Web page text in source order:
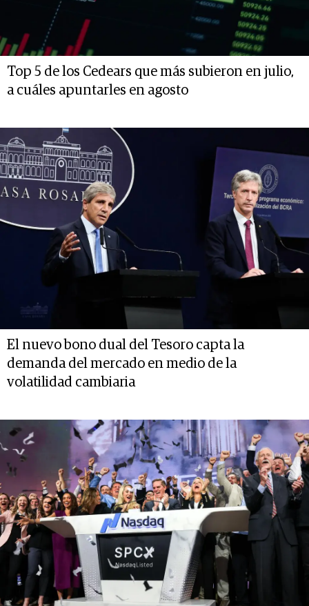
Top 5 de los Cedears que más subieron en julio,
a cuáles apuntarles en agosto
El nuevo bono dual del Tesoro capta la
demanda del mercado en medio de la
volatilidad cambiaria